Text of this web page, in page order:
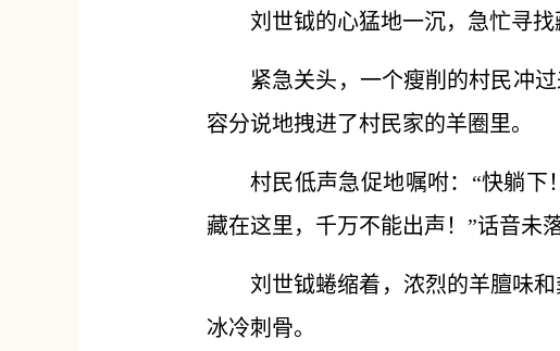
刘世钺的心猛地一沉，急忙寻
紧急关头，一个瘦削的村民冲
容分说地拽进了村民家的羊圈里。
村民低声急促地嘱咐：“快躺下
藏在这里，千万不能出声！”话音未
刘世钺蜷缩着，浓烈的羊膻味
冰冷刺骨。